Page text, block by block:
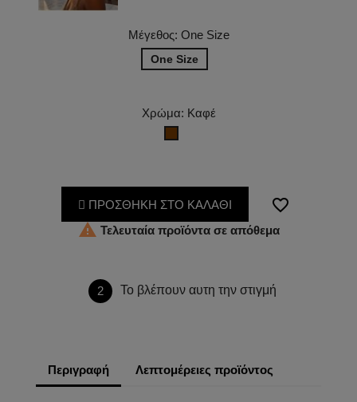
Μέγεθος: One Size
One Size
Χρώμα: Καφέ
ΠΡΟΣΘΗΚΗ ΣΤΟ ΚΑΛΑΘΙ
favorite_border
 Τελευταία προϊόντα σε απόθεμα
2 Το βλέπουν αυτη την στιγμή
Περιγραφή Λεπτομέρειες προϊόντος